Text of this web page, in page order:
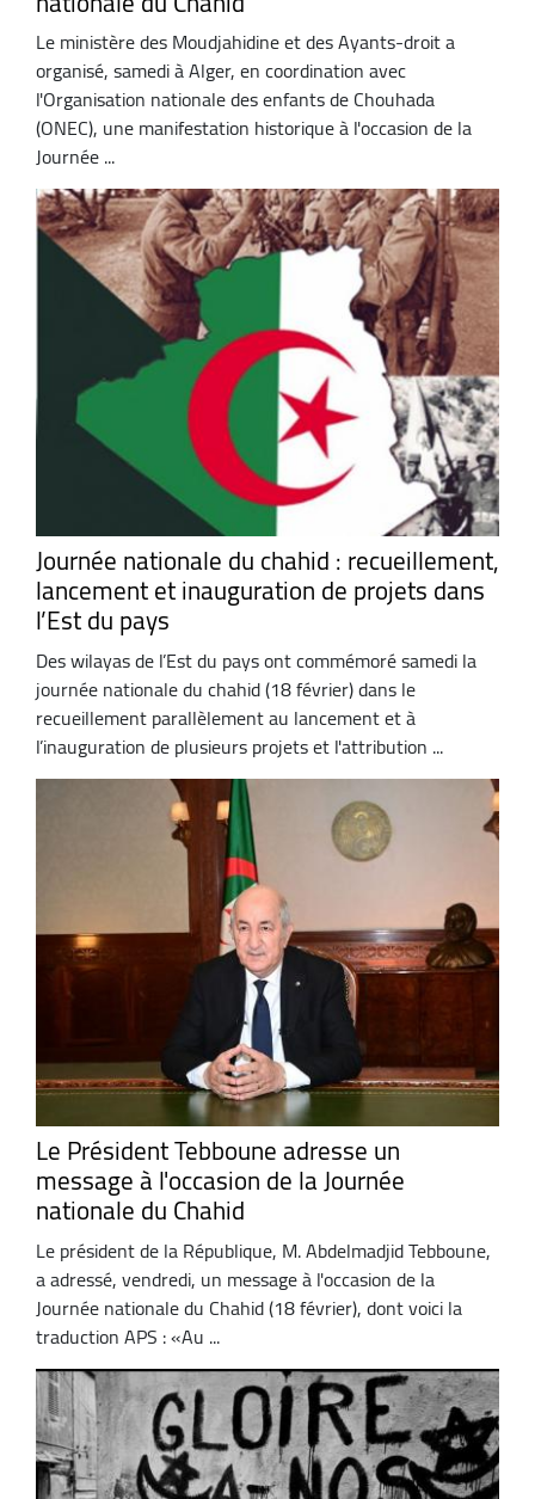
Le ministère des Moudjahidine et des Ayants-droit a
organisé, samedi à Alger, en coordination avec
l'Organisation nationale des enfants de Chouhada
(ONEC), une manifestation historique à l'occasion de la
Journée ...
Journée nationale du chahid : recueillement,
lancement et inauguration de projets dans
l’Est du pays
Des wilayas de l’Est du pays ont commémoré samedi la
journée nationale du chahid (18 février) dans le
recueillement parallèlement au lancement et à
l’inauguration de plusieurs projets et l'attribution ...
Le Président Tebboune adresse un
message à l'occasion de la Journée
nationale du Chahid
Le président de la République, M. Abdelmadjid Tebboune,
a adressé, vendredi, un message à l'occasion de la
Journée nationale du Chahid (18 février), dont voici la
traduction APS : «Au ...